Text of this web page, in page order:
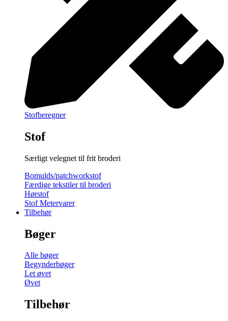
Stofberegner
Stof
Særligt velegnet til frit broderi
Bomulds/patchworkstof
Færdige tekstiler til broderi
Hørstof
Stof Metervarer
Tilbehør
Bøger
Alle bøger
Begynderbøger
Let øvet
Øvet
Tilbehør